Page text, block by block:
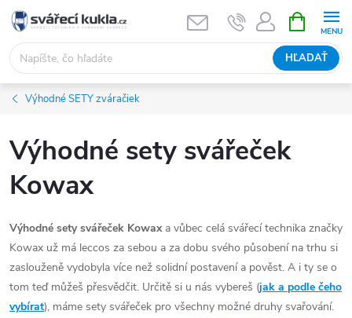
Prejsť na obsah
HĽADAŤ
Výhodné SETY zváračiek
Výhodné sety svářeček
Kowax
Výhodné sety svářeček Kowaxa vůbec celá svářecí technika značky
Kowax už má leccos za sebou a za dobu svého působení na trhu si
zaslouženě vydobyla více než solidní postavení a pověst. A i ty se o
tom teď můžeš přesvědčit. Určitě si u nás vybereš (jak a podle čeho
vybírat), máme sety svářeček pro všechny možné druhy svařování.